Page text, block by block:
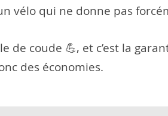
vélo qui ne donne pas
de coude 💪, et c’est la
des économies.